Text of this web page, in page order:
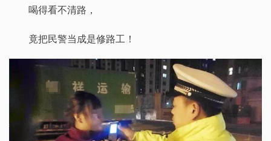
喝得看不清路，
竟把民警当成是修路工！